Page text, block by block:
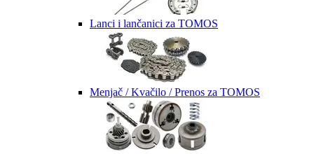
Lanci i lančanici za TOMOS
Menjač / Kvačilo / Prenos za TOMOS